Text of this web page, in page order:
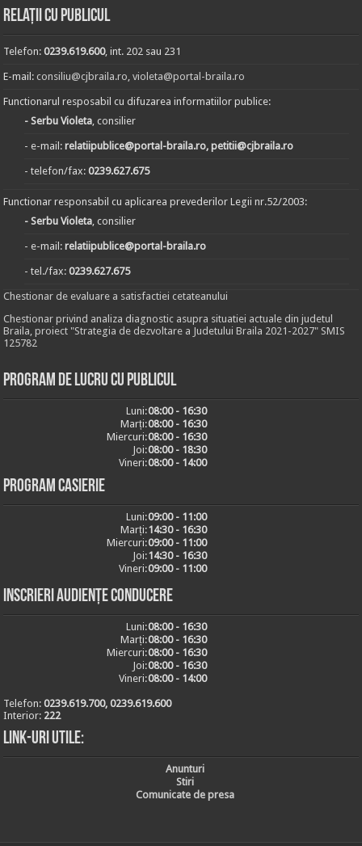
Relații cu publicul
Telefon:0239.619.600, int. 202 sau 231
E-mail:consiliu@cjbraila.ro,violeta@portal-braila.ro
Functionarul resposabil cu difuzarea informatiilor publice:
- Serbu Violeta, consilier
- e-mail:relatiipublice@portal-braila.ro, petitii@cjbraila.ro
- telefon/fax:0239.627.675
Functionar responsabil cu aplicarea prevederilor Legii nr.52/2003:
- Serbu Violeta, consilier
- e-mail:relatiipublice@portal-braila.ro
- tel./fax:0239.627.675
Chestionar de evaluare a satisfactiei cetateanului
Chestionar privind analiza diagnostic asupra situatiei actuale din judetul
Braila, proiect "Strategia de dezvoltare a Judetului Braila 2021-2027" SMIS
125782
Program de lucru cu publicul
Luni:08:00 - 16:30
Marți:08:00 - 16:30
Miercuri:08:00 - 16:30
Joi:08:00 - 18:30
Vineri:08:00 - 14:00
Program casierie
Luni:09:00 - 11:00
Marți:14:30 - 16:30
Miercuri:09:00 - 11:00
Joi:14:30 - 16:30
Vineri:09:00 - 11:00
Inscrieri audiențe conducere
Luni:08:00 - 16:30
Marți:08:00 - 16:30
Miercuri:08:00 - 16:30
Joi:08:00 - 16:30
Vineri:08:00 - 14:00
Telefon:0239.619.700, 0239.619.600
Interior: 222
Link-uri utile:
Anunturi
Stiri
Comunicate de presa